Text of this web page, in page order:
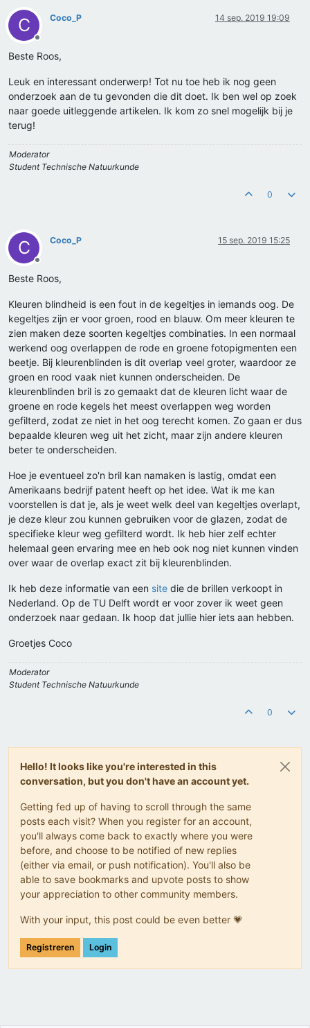
C
Offline
Coco_P 14 sep. 2019 19:09
Beste Roos,
Leuk en interessant onderwerp! Tot nu toe heb ik nog geen
onderzoek aan de tu gevonden die dit doet. Ik ben wel op zoek
naar goede uitleggende artikelen. Ik kom zo snel mogelijk bij je
terug!
Moderator
Student Technische Natuurkunde
0
C
Offline
Coco_P 15 sep. 2019 15:25
Beste Roos,
Kleuren blindheid is een fout in de kegeltjes in iemands oog. De
kegeltjes zijn er voor groen, rood en blauw. Om meer kleuren te
zien maken deze soorten kegeltjes combinaties. In een normaal
werkend oog overlappen de rode en groene fotopigmenten een
beetje. Bij kleurenblinden is dit overlap veel groter, waardoor ze
groen en rood vaak niet kunnen onderscheiden. De
kleurenblinden bril is zo gemaakt dat de kleuren licht waar de
groene en rode kegels het meest overlappen weg worden
gefilterd, zodat ze niet in het oog terecht komen. Zo gaan er dus
bepaalde kleuren weg uit het zicht, maar zijn andere kleuren
beter te onderscheiden.
Hoe je eventueel zo'n bril kan namaken is lastig, omdat een
Amerikaans bedrijf patent heeft op het idee. Wat ik me kan
voorstellen is dat je, als je weet welk deel van kegeltjes overlapt,
je deze kleur zou kunnen gebruiken voor de glazen, zodat de
specifieke kleur weg gefilterd wordt. Ik heb hier zelf echter
helemaal geen ervaring mee en heb ook nog niet kunnen vinden
over waar de overlap exact zit bij kleurenblinden.
Ik heb deze informatie van een site die de brillen verkoopt in
Nederland. Op de TU Delft wordt er voor zover ik weet geen
onderzoek naar gedaan. Ik hoop dat jullie hier iets aan hebben.
Groetjes Coco
Moderator
Student Technische Natuurkunde
0
Hello! It looks like you're interested in this
conversation, but you don't have an account yet.
Getting fed up of having to scroll through the same
posts each visit? When you register for an account,
you'll always come back to exactly where you were
before, and choose to be notified of new replies
(either via email, or push notification). You'll also be
able to save bookmarks and upvote posts to show
your appreciation to other community members.
With your input, this post could be even better 💗
Registreren Login